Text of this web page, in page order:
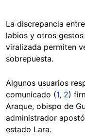
La discrepancia
labios y otros
viralizada permiten
sobrepuesta.
Algunos usuarios
comunicado (1, 2)
Araque, obispo de
administrador
estado Lara.